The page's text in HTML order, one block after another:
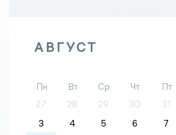
АВГУСТ
Пн Вт Ср Чт Пт
27
28 29 30 31
3
4 5 6 7